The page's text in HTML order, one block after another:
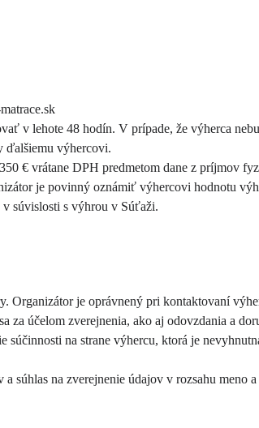
v lehote 48 hodín. V prípade, že výherca
ďalšiemu výhercovi.
€ vrátane DPH predmetom dane z príjmov
je povinný oznámiť výhercovi hodnotu
súvislosti s výhrou v Súťaži.
Organizátor je oprávnený pri kontaktovaní
za účelom zverejnenia, ako aj odovzdania a
na strane výhercu, ktorá je
súhlas na zverejnenie údajov v rozsahu meno